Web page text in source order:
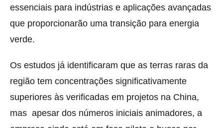
essenciais para indústrias e aplicações avançadas
que proporcionarão uma transição para energia
verde.
Os estudos já identificaram que as terras raras da
região tem concentrações significativamente
superiores às verificadas em projetos na China,
mas apesar dos números iniciais animadores, a